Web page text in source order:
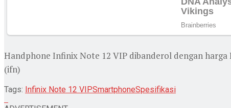
Handphone Infinix Note 12 VIP dibanderol dengan harga
(ifn)
Tags: Infinix Note 12 VIPSmartphoneSpesifikasi